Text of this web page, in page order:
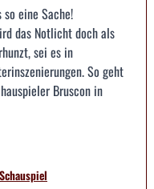
eine Sache!
das Notlicht doch als
sei es in
So geht
Bruscon in
Schauspiel